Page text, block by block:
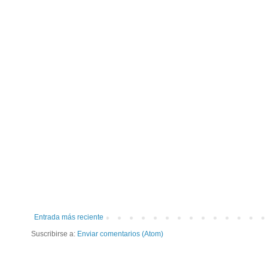
Entrada más reciente
Suscribirse a: Enviar comentarios (Atom)